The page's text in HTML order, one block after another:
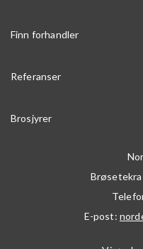
Finn forhandler
Referanser
Brosjyrer
E-post: